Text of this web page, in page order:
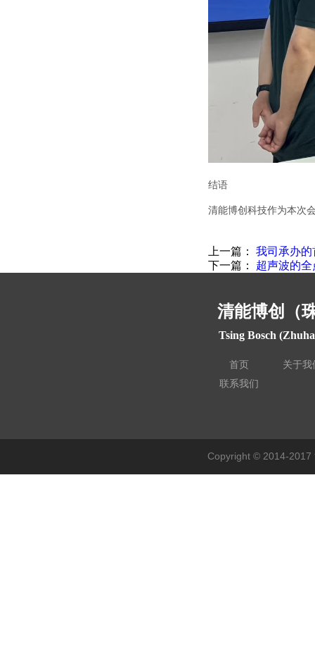
结语
清能博创科技作为本次
上一篇： 我司承办
下一篇： 超声波的
首页
关于我
联系我们
Copyright © 2014-2017
清能博创（
Tsing Bosch